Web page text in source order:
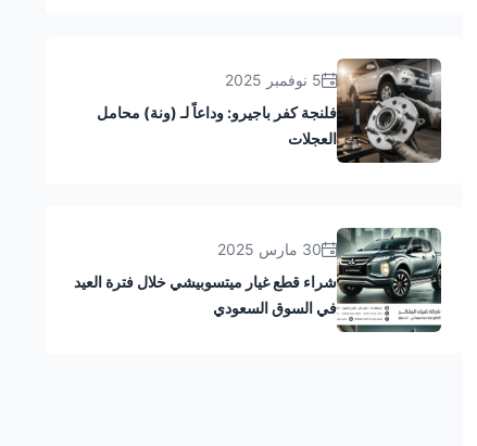
5 نوفمبر 2025
فلنجة كفر باجيرو: وداعاً لـ (ونة) محامل
العجلات
30 مارس 2025
شراء قطع غيار ميتسوبيشي خلال فترة العيد
في السوق السعودي